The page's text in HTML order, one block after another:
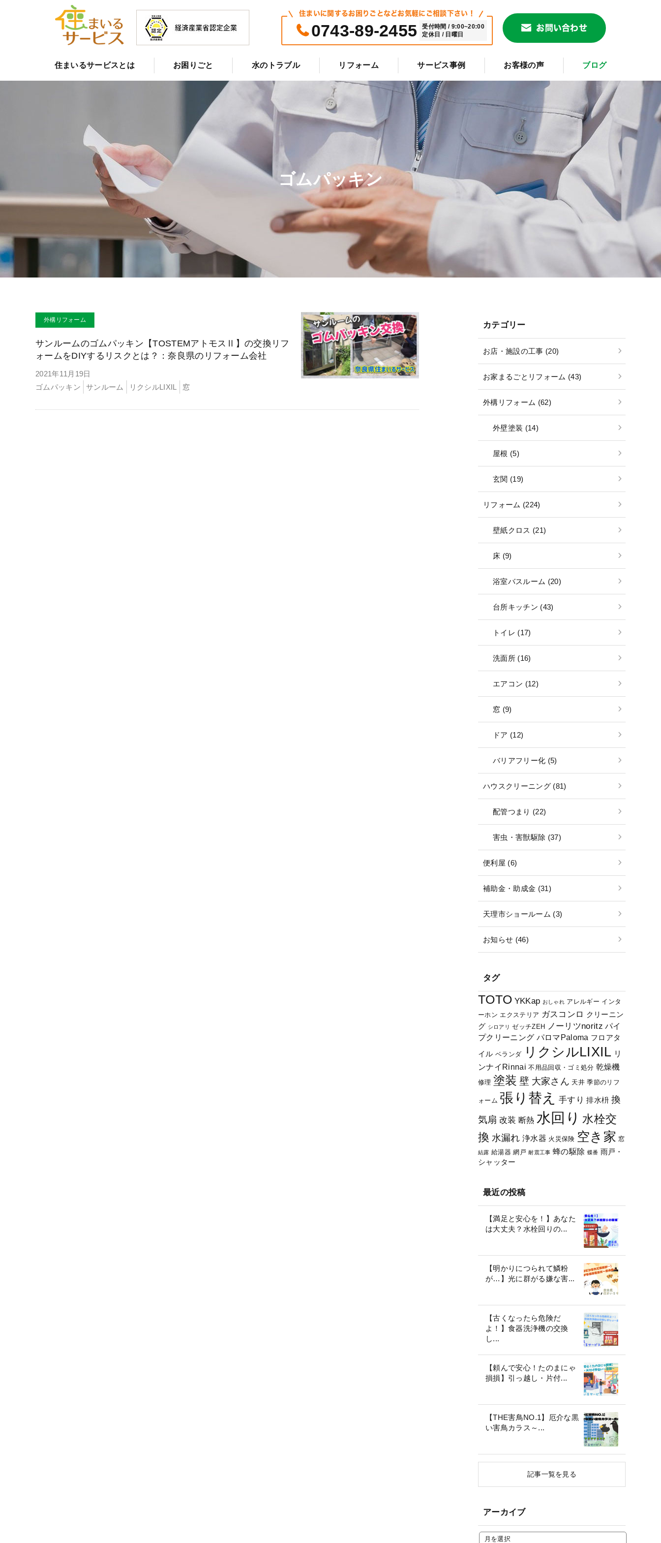
住まいに関するお困りごとなどお気軽にご相談下さい！
0743-89-2455
受付時間 / 9:00~20:00
定休日 / 日曜日
お問い合わせ
住まいるサービスとは お困りごと 水のトラブル リフォーム サービス事例 お客様の声 ブログ
ゴムパッキン
外構リフォーム
サンルームのゴムパッキン【TOSTEMアトモスⅡ】の交換リフ
ォームをDIYするリスクとは？：奈良県のリフォーム会社
2021年11月19日
ゴムパッキン
サンルーム リクシルLIXIL 窓
カテゴリー
お店・施設の工事 (20)
お家まるごとリフォーム (43)
外構リフォーム (62)
外壁塗装 (14)
屋根 (5)
玄関 (19)
リフォーム (224)
壁紙クロス (21)
床 (9)
浴室バスルーム (20)
台所キッチン (43)
トイレ (17)
洗面所 (16)
エアコン (12)
窓 (9)
ドア (12)
バリアフリー化 (5)
ハウスクリーニング (81)
配管つまり (22)
害虫・害獣駆除 (37)
便利屋 (6)
補助金・助成金 (31)
天理市ショールーム (3)
お知らせ (46)
タグ
TOTO YKKap おしゃれ アレルギー インタ
ーホン エクステリア ガスコンロ
クリーニン
グ シロアリ ゼッチZEH ノーリツnoritz パイ
プクリーニング パロマPaloma フロアタ
イル ベランダ リクシルLIXIL リ
ンナイRinnai 不用品回収・ゴミ処分 乾燥機
修理 塗装 壁 大家さん 天井 季節のリフ
ォーム 張り替え 手すり 排水枡 換
気扇 改装 断熱 水回り 水栓交
換 水漏れ 浄水器 火災保険 空き家 窓
結露 給湯器 網戸 耐震工事 蜂の駆除 蝶番 雨戸・
シャッター
最近の投稿
【満足と安心を！】あなた
は大丈夫？水栓回りの...
【明かりにつられて鱗粉
が…】光に群がる嫌な害...
【古くなったら危険だ
よ！】食器洗浄機の交換
し...
【頼んで安心！たのまにゃ
損損】引っ越し・片付...
【THE害鳥NO.1】厄介な黒
い害鳥カラス～...
記事一覧を見る
アーカイブ